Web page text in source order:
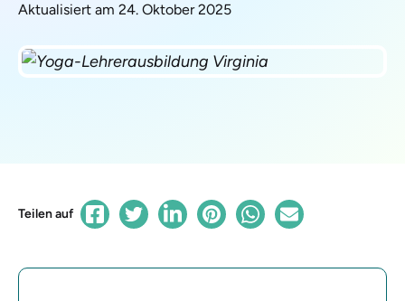
Aktualisiert am 24. Oktober 2025
Teilen auf